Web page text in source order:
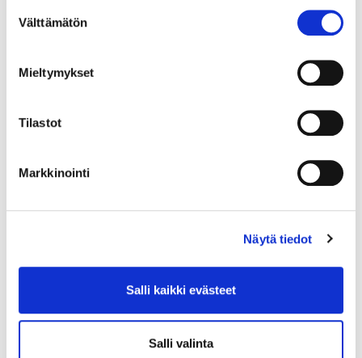
valinta
Välttämätön
Mieltymykset
Tilastot
Markkinointi
Näytä tiedot
Salli kaikki evästeet
Salli valinta
Beginners -tunnit elokuussa